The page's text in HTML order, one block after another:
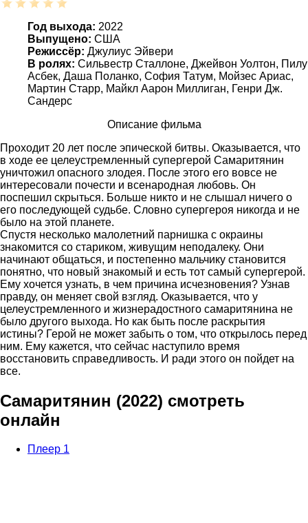
Год выхода: 2022
Выпущено: США
Режиссёр: Джулиус Эйвери
В ролях: Сильвестр Сталлоне, Джейвон Уолтон, Пилу
Асбек, Даша Поланко, София Татум, Мойзес Ариас,
Мартин Старр, Майкл Аарон Миллиган, Генри Дж.
Сандерс
Описание фильма
Проходит 20 лет после эпической битвы. Оказывается, что
в ходе ее целеустремленный супергерой Самаритянин
уничтожил опасного злодея. После этого его вовсе не
интересовали почести и всенародная любовь. Он
поспешил скрыться. Больше никто и не слышал ничего о
его последующей судьбе. Словно супергероя никогда и не
было на этой планете.
Спустя несколько малолетний парнишка с окраины
знакомится со стариком, живущим неподалеку. Они
начинают общаться, и постепенно мальчику становится
понятно, что новый знакомый и есть тот самый супергерой.
Ему хочется узнать, в чем причина исчезновения? Узнав
правду, он меняет свой взгляд. Оказывается, что у
целеустремленного и жизнерадостного самаритянина не
было другого выхода. Но как быть после раскрытия
истины? Герой не может забыть о том, что открылось перед
ним. Ему кажется, что сейчас наступило время
восстановить справедливость. И ради этого он пойдет на
все.
Самаритянин (2022) смотреть
онлайн
Плеер 1